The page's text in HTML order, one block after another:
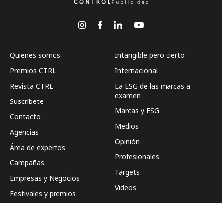
Quienes somos
Premios CTRL
Revista CTRL
Suscríbete
Contacto
Agencias
Área de expertos
Campañas
Empresas y Negocios
Festivales y premios
Intangible pero cierto
Internacional
La ESG de las marcas a
examen
Marcas y ESG
Medios
Opinión
Profesionales
Targets
Videos